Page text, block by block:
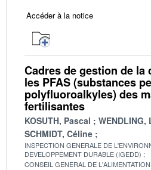
Accéder à la notice
Cadres de gestion de
les PFAS (substances
polyfluoroalkyles) des
fertilisantes
KOSUTH, Pascal
WENDLING,
SCHMIDT, Céline
INSPECTION GENERALE DE
DEVELOPPEMENT DURABLE (IGEDD)
CONSEIL GENERAL DE